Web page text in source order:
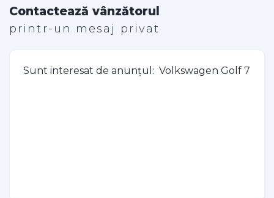
Contactează vânzătorul
printr-un mesaj privat